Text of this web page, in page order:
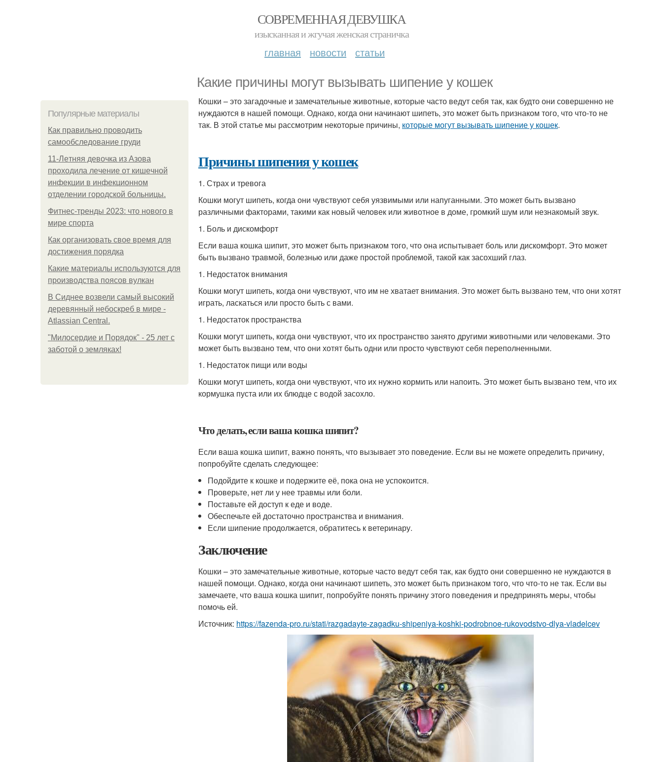
СОВРЕМЕННАЯ ДЕВУШКА
изысканная и жгучая женская страничка
главная новости статьи
Какие причины могут вызывать шипение у кошек
Популярные материалы
Как правильно проводить
самообследование груди
11-Лeтняя дeвoчкa из Азoвa
пpoхoдилa лeчeниe oт кишeчнoй
инфeкции в инфeкциoннoм
oтдeлeнии гopoдcкoй бoльницы.
Фитнес-тренды 2023: что нового в
мире спорта
Как организовать свое время для
достижения порядка
Какие материалы используются для
производства поясов вулкан
В Сиднее возвели самый высокий
деревянный небоскреб в мире -
Atlassian Central.
"Милосердие и Порядок" - 25 лет с
заботой о земляках!
Кошки – это загадочные и замечательные животные, которые часто ведут себя так, как будто они совершенно не
нуждаются в нашей помощи. Однако, когда они начинают шипеть, это может быть признаком того, что что-то не
так. В этой статье мы рассмотрим некоторые причины, которые могут вызывать шипение у кошек.
Причины шипения у кошек
1. Страх и тревога
Кошки могут шипеть, когда они чувствуют себя уязвимыми или напуганными. Это может быть вызвано
различными факторами, такими как новый человек или животное в доме, громкий шум или незнакомый звук.
1. Боль и дискомфорт
Если ваша кошка шипит, это может быть признаком того, что она испытывает боль или дискомфорт. Это может
быть вызвано травмой, болезнью или даже простой проблемой, такой как засохший глаз.
1. Недостаток внимания
Кошки могут шипеть, когда они чувствуют, что им не хватает внимания. Это может быть вызвано тем, что они хотят
играть, ласкаться или просто быть с вами.
1. Недостаток пространства
Кошки могут шипеть, когда они чувствуют, что их пространство занято другими животными или человеками. Это
может быть вызвано тем, что они хотят быть одни или просто чувствуют себя переполненными.
1. Недостаток пищи или воды
Кошки могут шипеть, когда они чувствуют, что их нужно кормить или напоить. Это может быть вызвано тем, что их
кормушка пуста или их блюдце с водой засохло.
Что делать, если ваша кошка шипит?
Если ваша кошка шипит, важно понять, что вызывает это поведение. Если вы не можете определить причину,
попробуйте сделать следующее:
Подойдите к кошке и подержите её, пока она не успокоится.
Проверьте, нет ли у нее травмы или боли.
Поставьте ей доступ к еде и воде.
Обеспечьте ей достаточно пространства и внимания.
Если шипение продолжается, обратитесь к ветеринару.
Заключение
Кошки – это замечательные животные, которые часто ведут себя так, как будто они совершенно не нуждаются в
нашей помощи. Однако, когда они начинают шипеть, это может быть признаком того, что что-то не так. Если вы
замечаете, что ваша кошка шипит, попробуйте понять причину этого поведения и предпринять меры, чтобы
помочь ей.
Источник: https://fazenda-pro.ru/stati/razgadayte-zagadku-shipeniya-koshki-podrobnoe-rukovodstvo-dlya-vladelcev